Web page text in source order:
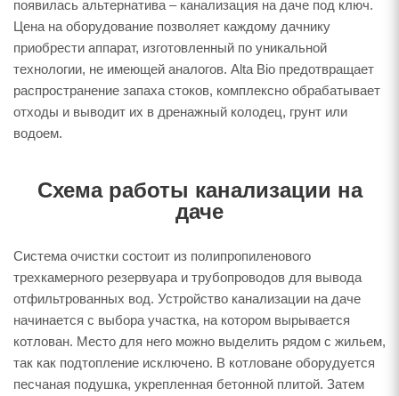
появилась альтернатива – канализация на даче под ключ.
Цена на оборудование позволяет каждому дачнику
приобрести аппарат, изготовленный по уникальной
технологии, не имеющей аналогов. Alta Bio предотвращает
распространение запаха стоков, комплексно обрабатывает
отходы и выводит их в дренажный колодец, грунт или
водоем.
Схема работы канализации на
даче
Система очистки состоит из полипропиленового
трехкамерного резервуара и трубопроводов для вывода
отфильтрованных вод. Устройство канализации на даче
начинается с выбора участка, на котором вырывается
котлован. Место для него можно выделить рядом с жильем,
так как подтопление исключено. В котловане оборудуется
песчаная подушка, укрепленная бетонной плитой. Затем